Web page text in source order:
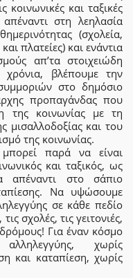
κοινωνικές και ταξικές
στη λεηλασία
(σχολεία,
πλατείες) και ενάντια
απ’τα στοιχειώδη
χρόνια, βλέπουμε την
στο δημόσιο
προπαγάνδας που
της κοινωνίας με τη
μισαλλοδοξίας και του
της κοινωνίας.
παρά να είναι
και ταξικός, ως
απέναντι στο σάπιο
Να υψώσουμε
σε κάθε πεδίο
σχολές, τις γειτονιές,
Για έναν κόσμο
χωρίς
και καταπίεση, χωρίς